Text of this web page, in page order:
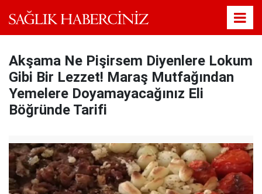
Akşama Ne Pişirsem Diyenlere Lokum
Gibi Bir Lezzet! Maraş Mutfağından
Yemelere Doyamayacağınız Eli
Böğründe Tarifi